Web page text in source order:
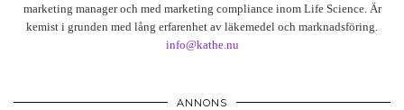
marketing manager och med marketing compliance inom Life Science. Är
kemist i grunden med lång erfarenhet av läkemedel och marknadsföring.
info@kathe.nu
ANNONS